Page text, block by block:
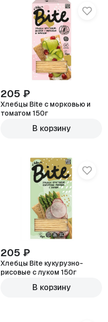
205 ₽
Хлебцы Bite с морковью и
томатом 150г
В корзину
205 ₽
Хлебцы Bite кукурузно-
рисовые с луком 150г
В корзину